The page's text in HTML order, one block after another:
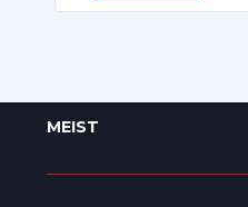
MEIST